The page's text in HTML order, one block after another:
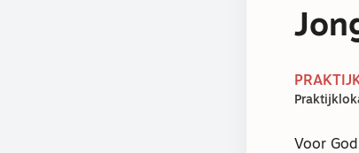
Voor